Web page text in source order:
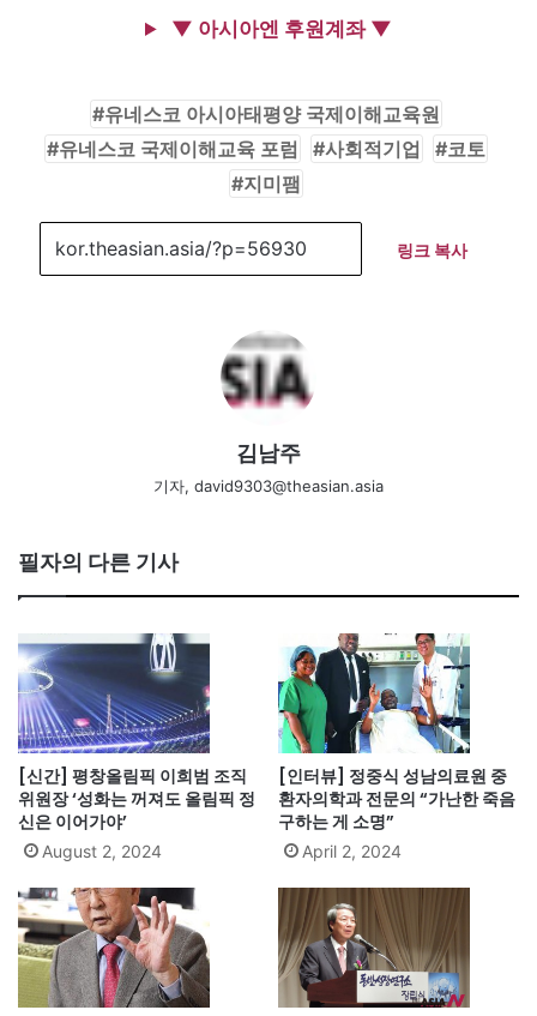
▼ 아시아엔 후원계좌 ▼
유네스코 아시아태평양 국제이해교육원
유네스코 국제이해교육 포럼
사회적기업
코토
지미팸
링크 복사
김남주
기자, david9303@theasian.asia
필자의 다른 기사
[신간] 평창올림픽 이희범 조직
위원장 ‘성화는 꺼져도 올림픽 정
신은 이어가야’
August 2, 2024
[인터뷰] 정중식 성남의료원 중
환자의학과 전문의 “가난한 죽음
구하는 게 소명”
April 2, 2024